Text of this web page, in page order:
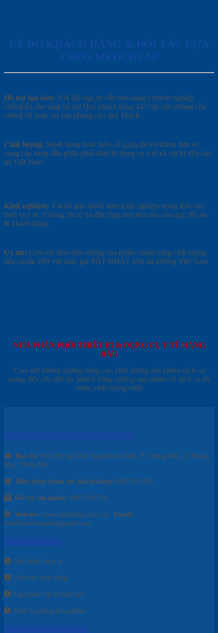
LÝ DO KHÁCH HÀNG & ĐỐI TÁC LỰA
CHỌN MEDCHEAP
Hỗ trợ tận tâm: Với đội ngũ tư vấn bán hàng chuyên nghiệp,
chúng tôi sẵn sàng hỗ trợ Quý khách hàng 24/7 tại văn phòng của
chúng tôi hoặc tại văn phòng của quý khách.
Chất lượng: MedCheap luôn luôn cố gắng để trở thành đơn vị
cung cấp hàng đầu phân phối thiết bị dụng cụ y tế và vật tư tiêu hao
tại Việt Nam
Kinh nghiệm: Với bề dày nhiều năm kinh nghiệm trong lĩnh vực
thiết bị y tế.. Chúng tôi tự tin đáp ứng mọi nhu cầu của quý đối tác
& khách hàng.
Uy tín: Cam kết đem đến những sản phẩm chính hãng chất lượng
tiêu chuẩn ISO với mức giá TỐT NHẤT trên thị trường Việt Nam
NHÀ PHÂN PHỐI THIẾT BỊ & DỤNG CỤ Y TẾ HÀNG
ĐẦU
Cam kết không ngừng nâng cao chất lượng sản phẩm dịch vụ
mang đến cho đối tác khách hàng những sản phẩm và dịch vụ tốt
nhất, chất lượng nhất
Địa chỉ: Số 6Q9, ngõ 126 Nguyễn An Ninh, P. Tương Mai, Q. Hoàng
Mai, TP Hà Nội
Điện thoại chăm sóc khách hàng: 0982.503.356
Hỗ trợ sản phẩm: 0982.503.356
Website: www.medcheap.com.vn - Email:
thietbiytevietnam6@gmail.com
Giới thiệu công ty
Lĩnh vực hoạt động
Sản phẩm Vật tư tiêu hao
Thiết bị phòng thí nghiệm